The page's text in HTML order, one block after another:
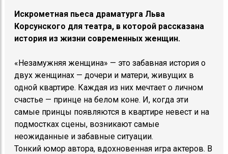
Искрометная пьеса драматурга Льва
Корсунского для театра, в которой рассказана
история из жизни современных женщин.
«Незамужняя женщина» — это забавная история о
двух женщинах — дочери и матери, живущих в
одной квартире. Каждая из них мечтает о личном
счастье — принце на белом коне. И, когда эти
самые принцы появляются в квартире невест и на
подмостках сцены, возникают самые
неожиданные и забавные ситуации.
Тонкий юмор автора, вдохновенная игра актеров. В